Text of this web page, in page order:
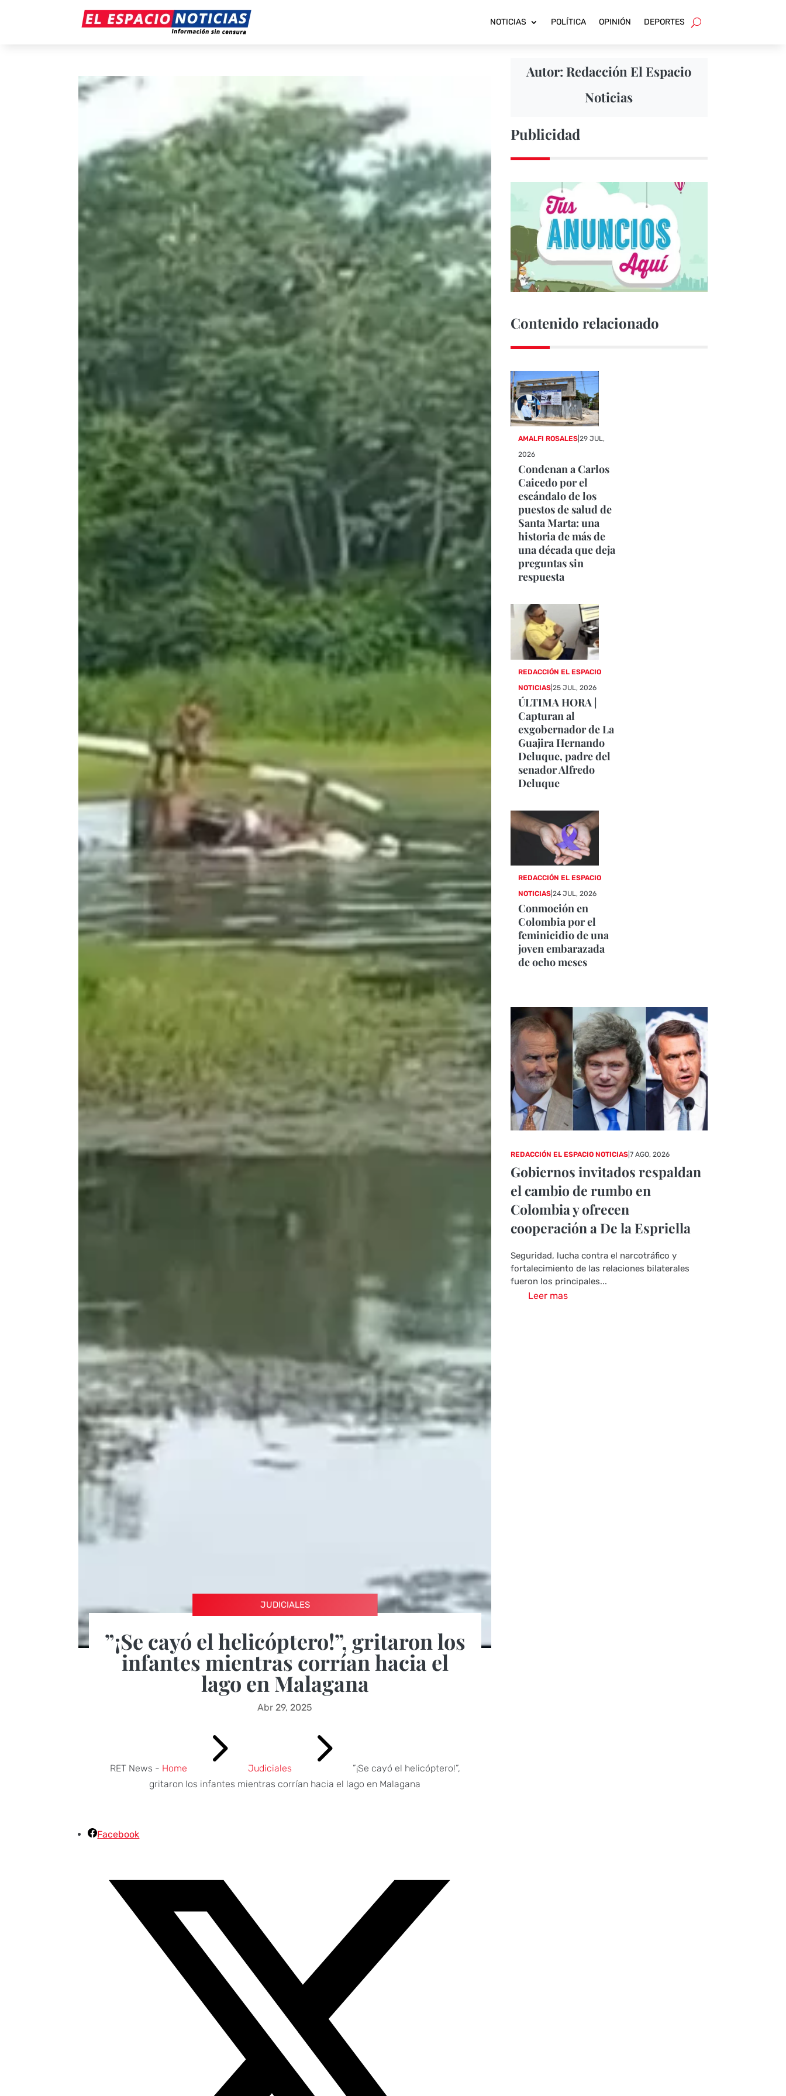
NOTICIAS POLÍTICA OPINIÓN DEPORTES
JUDICIALES
”¡Se cayó el helicóptero!”, gritaron los
infantes mientras corrían hacia el
lago en Malagana
Abr 29, 2025
RET News - Home 5 Judiciales 5
”¡Se cayó el helicóptero!”,
gritaron los infantes mientras corrían hacia el lago en Malagana
Facebook
Autor: Redacción El Espacio
Noticias
Publicidad
Contenido relacionado
AMALFI ROSALES |29 JUL,
2026
Condenan a Carlos
Caicedo por el
escándalo de los
puestos de salud de
Santa Marta: una
historia de más de
una década que deja
preguntas sin
respuesta
REDACCIÓN EL ESPACIO
NOTICIAS |25 JUL, 2026
ÚLTIMA HORA |
Capturan al
exgobernador de La
Guajira Hernando
Deluque, padre del
senador Alfredo
Deluque
REDACCIÓN EL ESPACIO
NOTICIAS |24 JUL, 2026
Conmoción en
Colombia por el
feminicidio de una
joven embarazada
de ocho meses
REDACCIÓN EL ESPACIO NOTICIAS| 7 AGO, 2026
Gobiernos invitados respaldan
el cambio de rumbo en
Colombia y ofrecen
cooperación a De la Espriella
Seguridad, lucha contra el narcotráfico y
fortalecimiento de las relaciones bilaterales
fueron los principales...
Leer mas